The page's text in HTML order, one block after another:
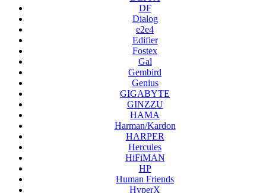
DF
Dialog
e2e4
Edifier
Fostex
Gal
Gembird
Genius
GIGABYTE
GINZZU
HAMA
Harman/Kardon
HARPER
Hercules
HiFiMAN
HP
Human Friends
HyperX